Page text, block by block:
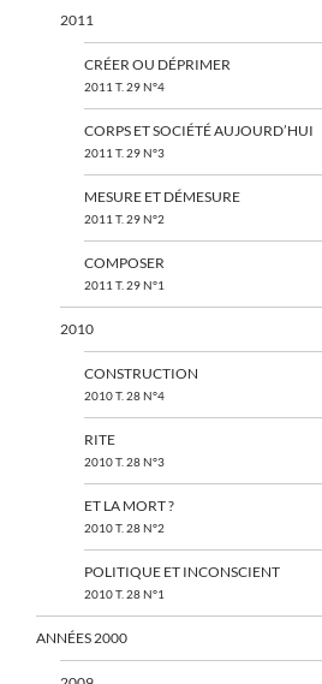
2011
CRÉER OU DÉPRIMER
2011 T. 29 N°4
CORPS ET SOCIÉTÉ AUJOURD’HUI
2011 T. 29 N°3
MESURE ET DÉMESURE
2011 T. 29 N°2
COMPOSER
2011 T. 29 N°1
2010
CONSTRUCTION
2010 T. 28 N°4
RITE
2010 T. 28 N°3
ET LA MORT ?
2010 T. 28 N°2
POLITIQUE ET INCONSCIENT
2010 T. 28 N°1
ANNÉES 2000